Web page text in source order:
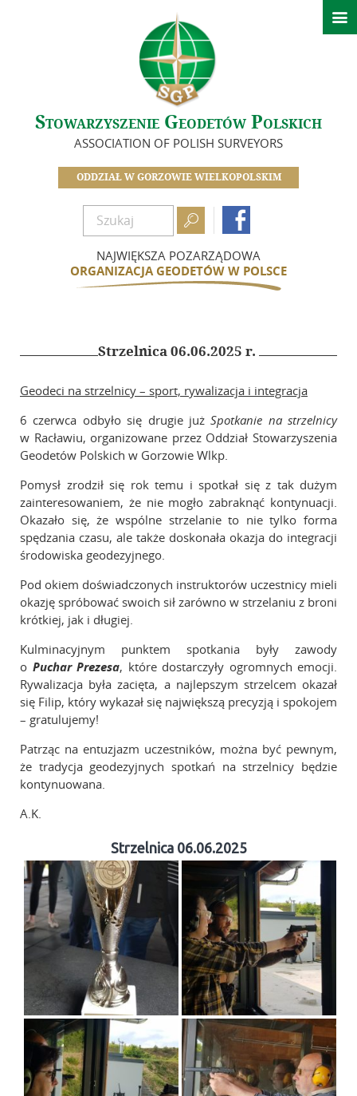
Stowarzyszenie Geodetów Polskich
ASSOCIATION OF POLISH SURVEYORS
ODDZIAŁ W GORZOWIE WIELKOPOLSKIM
 
NAJWIĘKSZA POZARZĄDOWA
ORGANIZACJA GEODETÓW W POLSCE

Aktualności
O nas
Historia Oddziału
Zarząd
Zasłużeni dla Oddziału
Zostań członkiem SGP
Dokumenty
Działalność
Kalendarz wydarzeń
Instytucje geodezyjne
Ośrodki naukowe
Organizacje międzynarodowe
Standardy techniczne
Strzelnica 06.06.2025 r.
Geodeci na strzelnicy – sport, rywalizacja i integracja
6 czerwca odbyło się drugie jużSpotkanie na strzelnicy
w Racławiu, organizowane przez Oddział Stowarzyszenia
Geodetów Polskich w Gorzowie Wlkp.
Pomysł zrodził się rok temu i spotkał się z tak dużym
zainteresowaniem, że nie mogło zabraknąć kontynuacji.
Okazało się, że wspólne strzelanie to nie tylko forma
spędzania czasu, ale także doskonała okazja do integracji
środowiska geodezyjnego.
Pod okiem doświadczonych instruktorów uczestnicy mieli
okazję spróbować swoich sił zarówno w strzelaniu z broni
krótkiej, jak i długiej.
Kulminacyjnym punktem spotkania były zawody
o Puchar Prezesa, które dostarczyły ogromnych emocji.
Rywalizacja była zacięta, a najlepszym strzelcem okazał
się Filip, który wykazał się największą precyzją i spokojem
– gratulujemy!
Patrząc na entuzjazm uczestników, można być pewnym,
że tradycja geodezyjnych spotkań na strzelnicy będzie
kontynuowana.
A.K.
Strzelnica 06.06.2025